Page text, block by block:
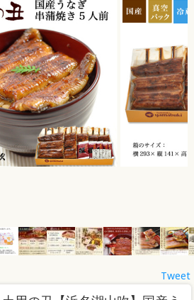
Tweet